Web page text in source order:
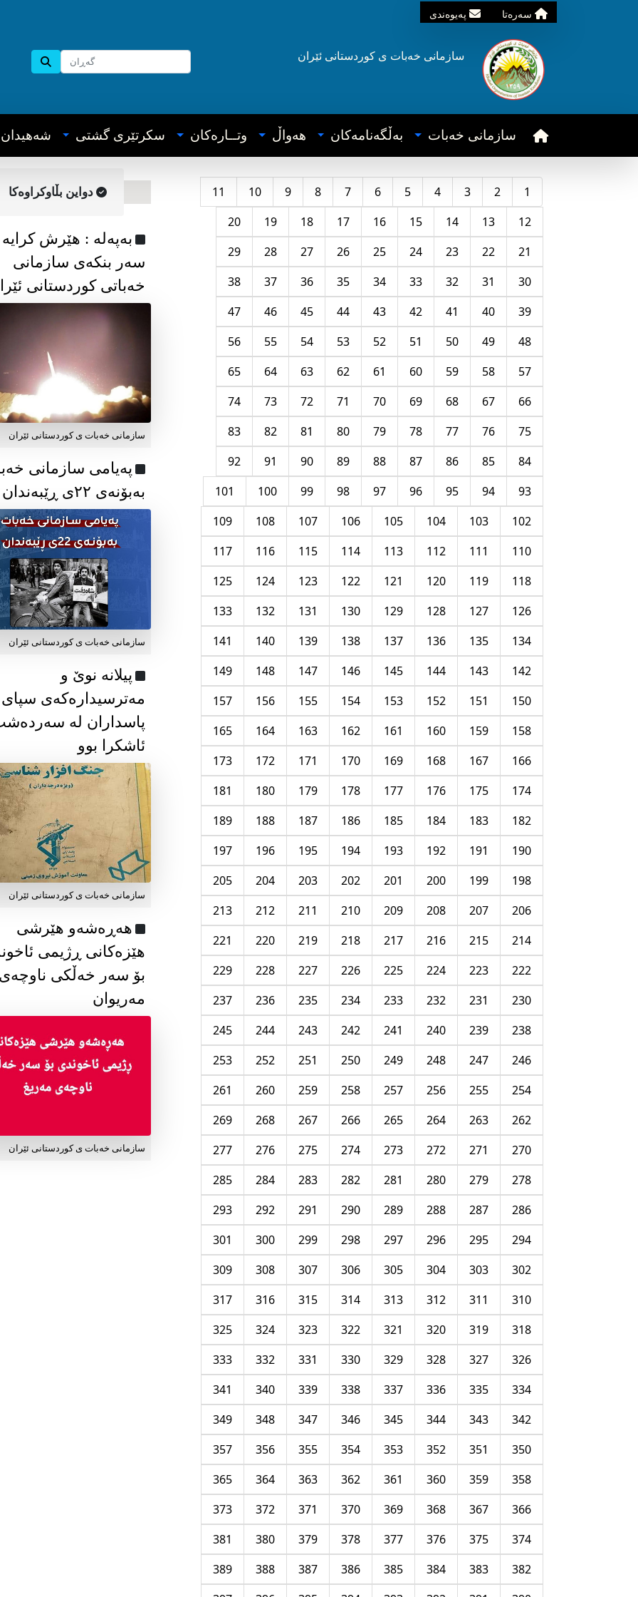
سه‌ره‌تا په‌یوه‌ندی
سازمانی خه‌بات ی کوردستانی ئێران
سازمانی خه‌بات به‌ڵگه‌نامه‌کان هه‌واڵ وتــاره‌کان سکرتێری گشتی شه‌هیدان
1
2
3
4
5
6
7
8
9
10
11
12
13
14
15
16
17
18
19
20
21
22
23
24
25
26
27
28
29
30
31
32
33
34
35
36
37
38
39
40
41
42
43
44
45
46
47
48
49
50
51
52
53
54
55
56
57
58
59
60
61
62
63
64
65
66
67
68
69
70
71
72
73
74
75
76
77
78
79
80
81
82
83
84
85
86
87
88
89
90
91
92
93
94
95
96
97
98
99
100
101
102
103
104
105
106
107
108
109
110
111
112
113
114
115
116
117
118
119
120
121
122
123
124
125
126
127
128
129
130
131
132
133
134
135
136
137
138
139
140
141
142
143
144
145
146
147
148
149
150
151
152
153
154
155
156
157
158
159
160
161
162
163
164
165
166
167
168
169
170
171
172
173
174
175
176
177
178
179
180
181
182
183
184
185
186
187
188
189
190
191
192
193
194
195
196
197
198
199
200
201
202
203
204
205
206
207
208
209
210
211
212
213
214
215
216
217
218
219
220
221
222
223
224
225
226
227
228
229
230
231
232
233
234
235
236
237
238
239
240
241
242
243
244
245
246
247
248
249
250
251
252
253
254
255
256
257
258
259
260
261
262
263
264
265
266
267
268
269
270
271
272
273
274
275
276
277
278
279
280
281
282
283
284
285
286
287
288
289
290
291
292
293
294
295
296
297
298
299
300
301
302
303
304
305
306
307
308
309
310
311
312
313
314
315
316
317
318
319
320
321
322
323
324
325
326
327
328
329
330
331
332
333
334
335
336
337
338
339
340
341
342
343
344
345
346
347
348
349
350
351
352
353
354
355
356
357
358
359
360
361
362
363
364
365
366
367
368
369
370
371
372
373
374
375
376
377
378
379
380
381
382
383
384
385
386
387
388
389
دواین بڵاوکراوه‌کا
به‌په‌له‌ : هێرش کرایە
سەر بنکەی سازمانی
خەباتی کوردستانی
سازمانی خەبات ی کوردستانی ئێران
پەیامی سازمانی
بەبۆنەی ۲۲ی ڕێبەندان
سازمانی خەبات ی كوردستانی ئێران
پیلانە نوێ و
مەترسیدارەکەی سپای
پاسداران لە
ئاشکرا بوو
سازمانی خەبات ی كوردستانی ئێران
هەڕەشەو هێرشی
هێزەکانی ڕژیمی
بۆ سەر خەڵکی
مەریوان
سازمانی خەبات ی کوردستانی ئێران